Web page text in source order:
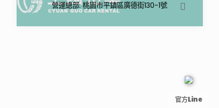
官方Line
營運總部: 桃園市平鎮區廣德街130-1號